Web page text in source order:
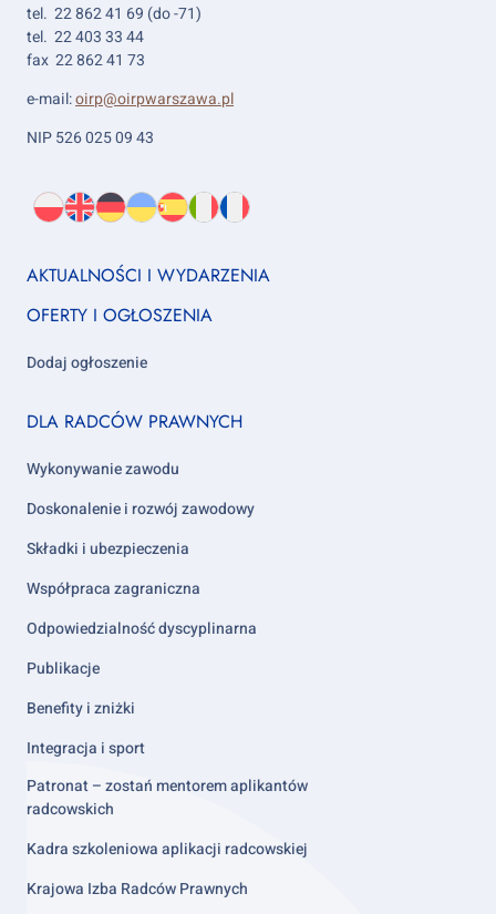
tel. 22 862 41 69 (do -71)
tel. 22 403 33 44
fax 22 862 41 73
e-mail:oirp@oirpwarszawa.pl
NIP 526 025 09 43
Wybierz
język:
PL
O
EN
About
DE
About
UK
About
ES
About
IT
About
FR
About
Footer
1
AKTUALNOŚCI I WYDARZENIA
OFERTY I OGŁOSZENIA
Dodaj ogłoszenie
Footer
2
DLA RADCÓW PRAWNYCH
Wykonywanie zawodu
Doskonalenie i rozwój zawodowy
Składki i ubezpieczenia
Współpraca zagraniczna
Odpowiedzialność dyscyplinarna
Publikacje
Benefity i zniżki
Integracja i sport
Patronat – zostań mentorem aplikantów
radcowskich
Kadra szkoleniowa aplikacji radcowskiej
Krajowa Izba Radców Prawnych